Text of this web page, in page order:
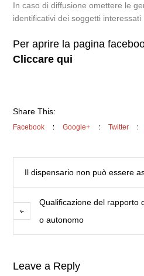
In caso di diffusione omettere le
identificativi dei soggetti interessati
Per aprire la pagina
Cliccare qui
Share This:
Facebook Google+ Twitter
Il dispensario non può essere
Qualificazione del rapporto
o autonomo
Leave a Reply